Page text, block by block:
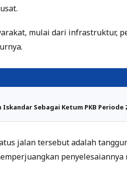
mulai dari infrastruktur,
Sebagai Ketum PKB Periode
jalan tersebut adalah